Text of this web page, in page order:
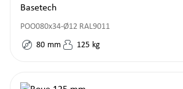
Basetech
POO080x34-Ø12 RAL9011
80 mm 125 kg